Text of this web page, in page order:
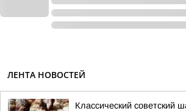
ЛЕНТА НОВОСТЕЙ
Классический советский